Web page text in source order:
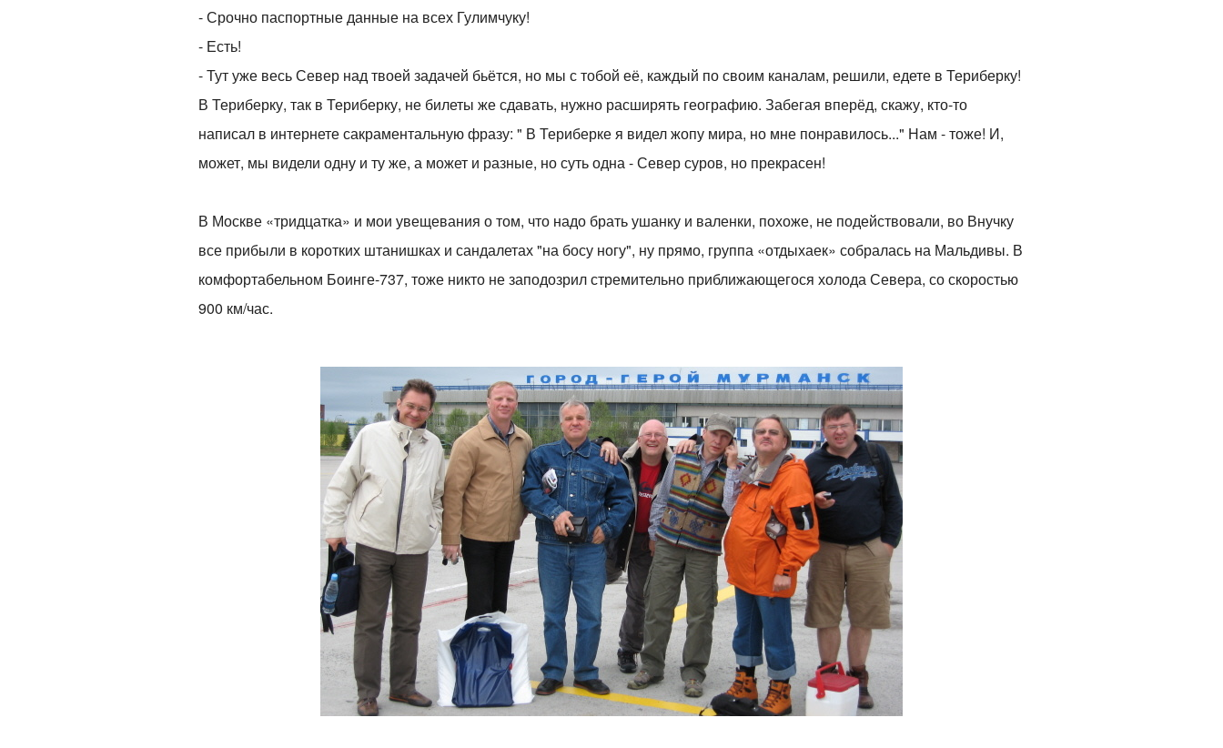
- Срочно паспортные данные на всех Гулимчуку!
- Есть!
- Тут уже весь Север над твоей задачей бьётся, но мы с тобой её, каждый по своим каналам, решили, едете в Териберку!
В Териберку, так в Териберку, не билеты же сдавать, нужно расширять географию. Забегая вперёд, скажу, кто-то
написал в интернете сакраментальную фразу: " В Териберке я видел жопу мира, но мне понравилось..." Нам - тоже! И,
может, мы видели одну и ту же, а может и разные, но суть одна - Север суров, но прекрасен!
В Москве «тридцатка» и мои увещевания о том, что надо брать ушанку и валенки, похоже, не подействовали, во Внучку
все прибыли в коротких штанишках и сандалетах "на босу ногу", ну прямо, группа «отдыхаек» собралась на Мальдивы. В
комфортабельном Боинге-737, тоже никто не заподозрил стремительно приближающегося холода Севера, со скоростью
900 км/час.